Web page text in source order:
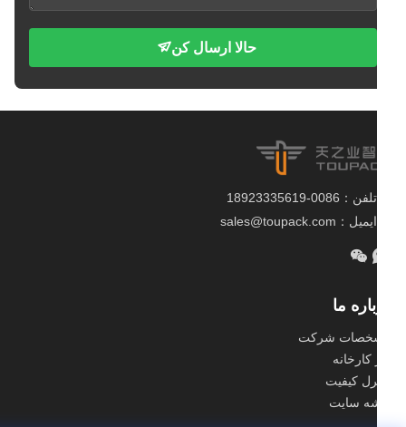
حالا ارسال کن
تلفن：0086-18923335619
ایمیل：sales@toupack.com
ما
شرکت
کارخانه
کیفیت
سایت